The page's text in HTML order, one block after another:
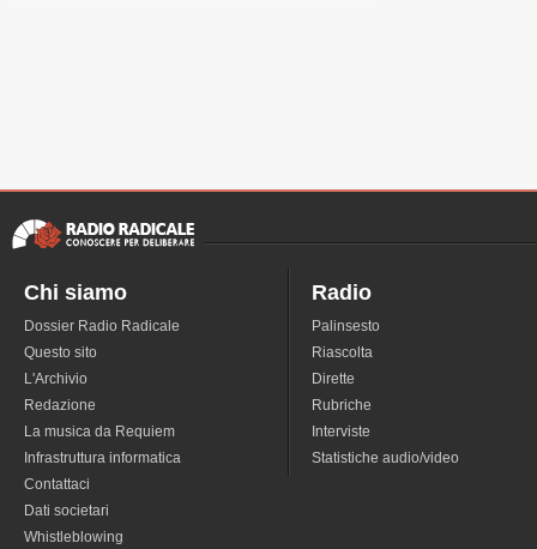
Chi siamo
Dossier Radio Radicale
Questo sito
L'Archivio
Redazione
La musica da Requiem
Infrastruttura informatica
Contattaci
Dati societari
Whistleblowing
Radio
Palinsesto
Riascolta
Dirette
Rubriche
Interviste
Statistiche audio/video